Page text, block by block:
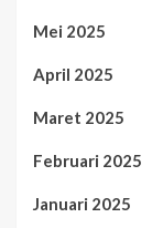
Mei 2025
April 2025
Maret 2025
Februari 2025
Januari 2025